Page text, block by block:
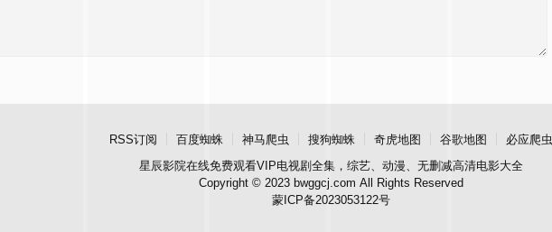
RSS订阅 百度蜘蛛 神马爬虫 搜狗蜘蛛 奇虎地图 谷歌地图
必应爬虫
星辰影院在线免费观看VIP电视剧全集，综艺、动漫、无删减高清电影大全
Copyright © 2023 bwggcj.com All Rights Reserved
蒙ICP备2023053122号